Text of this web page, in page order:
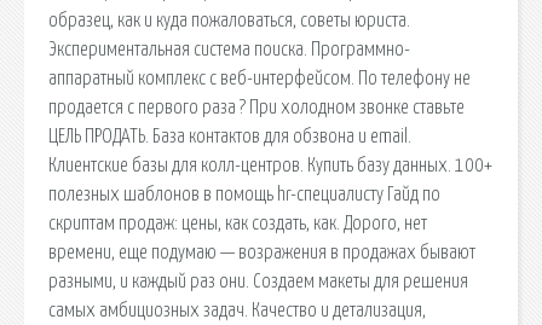
образец, как и куда пожаловаться, советы юриста.
Экспериментальная система поиска. Программно-
аппаратный комплекс с веб-интерфейсом. По телефону не
продается с первого раза ? При холодном звонке ставьте
ЦЕЛЬ ПРОДАТЬ. База контактов для обзвона и email.
Клиентские базы для колл-центров. Купить базу данных. 100+
полезных шаблонов в помощь hr-специалисту Гайд по
скриптам продаж: цены, как создать, как. Дорого, нет
времени, еще подумаю — возражения в продажах бывают
разными, и каждый раз они. Создаем макеты для решения
самых амбициозных задач. Качество и детализация,